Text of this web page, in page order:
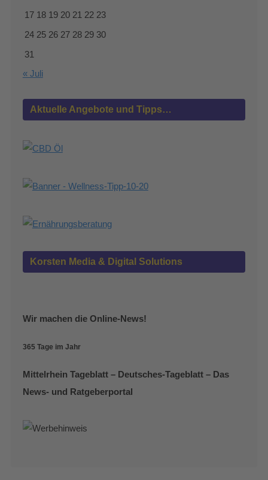
17 18 19 20 21 22 23
24 25 26 27 28 29 30
31
« Juli
Aktuelle Angebote und Tipps…
Korsten Media & Digital Solutions
Wir machen die Online-News!
365 Tage im Jahr
Mittelrhein Tageblatt – Deutsches-Tageblatt – Das
News- und Ratgeberportal